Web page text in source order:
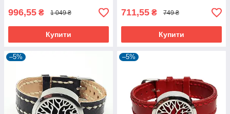
996,55 ₴ 1 049 ₴
Купити
711,55 ₴ 749 ₴
Купити
–5% –5%